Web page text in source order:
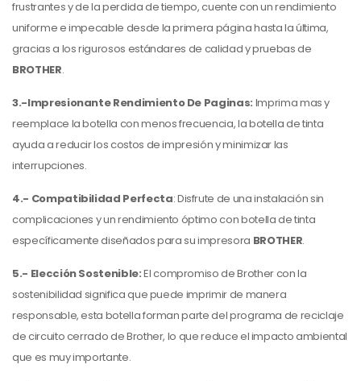
frustrantes y de la perdida de tiempo, cuente con un rendimiento
uniforme e impecable desde la primera página hasta la última,
gracias a los rigurosos estándares de calidad y pruebas de
BROTHER.
3.-Impresionante Rendimiento De Paginas: Imprima mas y
reemplace la botella con menos frecuencia, la botella de tinta
ayuda a reducir los costos de impresión y minimizar las
interrupciones.
4.- Compatibilidad Perfecta: Disfrute de una instalación sin
complicaciones y un rendimiento óptimo con botella de tinta
específicamente diseñados para su impresora BROTHER.
5.- Elección Sostenible:El compromiso de Brother con la
sostenibilidad significa que puede imprimir de manera
responsable, esta botella forman parte del programa de reciclaje
de circuito cerrado de Brother, lo que reduce el impacto ambiental
que es muy importante.